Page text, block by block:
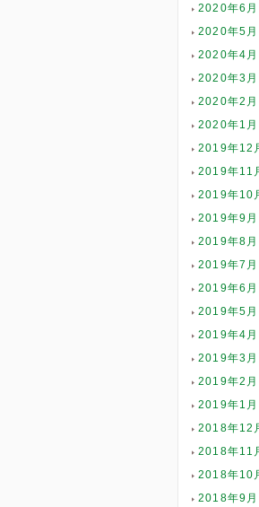
2020年6月
2020年5月
2020年4月
2020年3月
2020年2月
2020年1月
2019年12
2019年11
2019年10
2019年9月
2019年8月
2019年7月
2019年6月
2019年5月
2019年4月
2019年3月
2019年2月
2019年1月
2018年12
2018年11
2018年10
2018年9月